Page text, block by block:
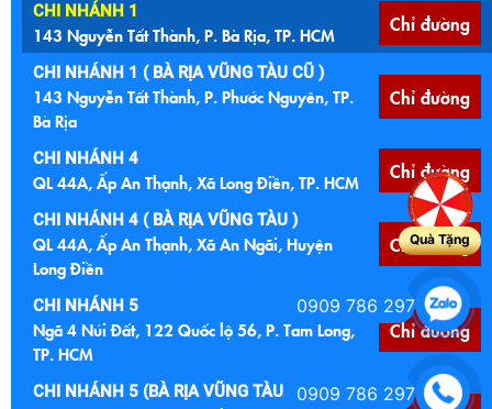
CHI NHÁNH 1
143 Nguyễn Tất Thành, P. Bà Rịa, TP. HCM Chỉ đường
CHI NHÁNH 1 ( BÀ RỊA VŨNG TÀU CŨ )
143 Nguyễn Tất Thành, P. Phước Nguyên, TP.
Bà Rịa
Chỉ đường
CHI NHÁNH 4
QL 44A, Ấp An Thạnh, Xã Long Điền, TP. HCM Chỉ đường
CHI NHÁNH 4 ( BÀ RỊA VŨNG TÀU )
QL 44A, Ấp An Thạnh, Xã An Ngãi, Huyện
Long Điền
Chỉ đường
CHI NHÁNH 5
Ngã 4 Núi Đất, 122 Quốc lộ 56, P. Tam Long,
TP. HCM
Chỉ đường
CHI NHÁNH 5 (BÀ RỊA VŨNG TÀU CŨ )
Quà Tặng
0909 786 297
0909 786 297